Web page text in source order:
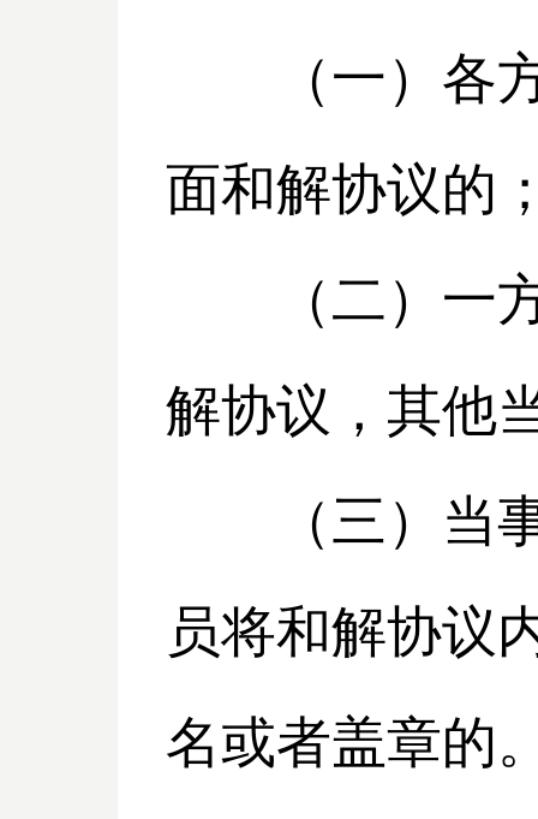
（一）各方
面和解协议的
（二）一方
解协议，其他
（三）当事
员将和解协议
名或者盖章的